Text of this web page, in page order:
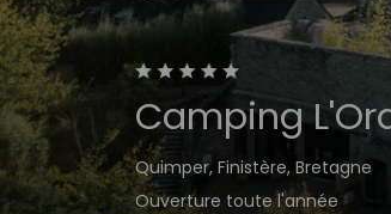
Camping
Quimper, Finistère, Bretagne
Ouverture toute l'année